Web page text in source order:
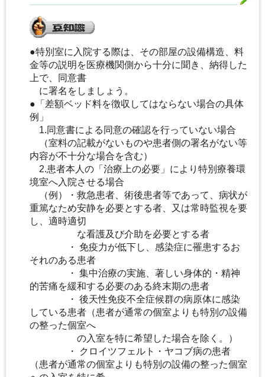
●特別室に入院する際は、その部屋の設備構造、料
金等の説明を医療機関側から十分に聞き、納得した
上で、同意書
に署名をしましょう。
●「差額ベッド料を徴収してはならない場合の具体
例」
1.同意書による同意の確認を行っていない場合
（室料の記載がないものや患者側の署名がない等
内容が不十分な場合を含む）
2.患者本人の「治療上の必要」により特別療養環
境室へ入院させる場合
（例）・救急患者、術後患者等であって、病状が
重篤なため安静を必要とする者、又は常時監視を要
し、適時適切
な看護及び介助を必要とする者
・ 免疫力が低下し、感染症に罹患するお
それのある患者
・ 集中治療の実施、著しい身体的・精神
的苦痛を緩和する必要のある終末期の患者
・ 後天性免疫不全症候群の病原体に感染
している患者（患者が通常の個室よりも特別の設備
の整った個室へ
の入室を特に希望した場合を除く。）
・ クロイツフェルト・ヤコブ病の患者
（患者が通常の個室よりも特別の設備の整った個室